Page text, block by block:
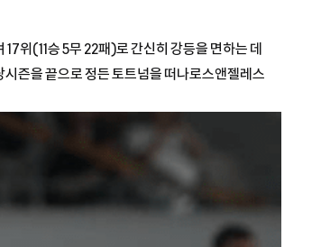
위(11승 5무 22패)로 간신히 강등을 면하는 데
즌을 끝으로 정든 토트넘을 떠나로스앤젤레스